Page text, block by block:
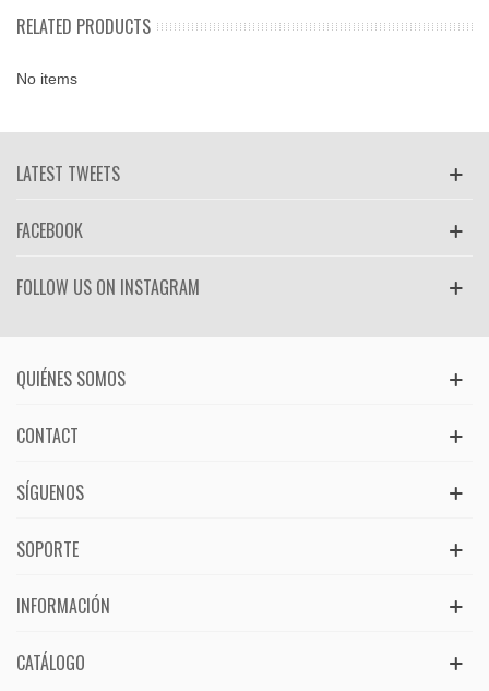
RELATED PRODUCTS
No items
LATEST TWEETS
FACEBOOK
FOLLOW US ON INSTAGRAM
QUIÉNES SOMOS
CONTACT
SÍGUENOS
SOPORTE
INFORMACIÓN
CATÁLOGO